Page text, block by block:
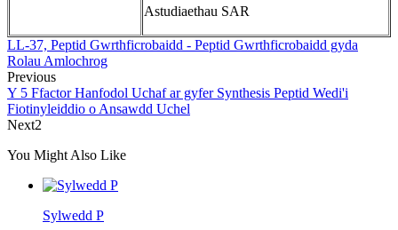
Astudiaethau SAR
LL-37, Peptid Gwrthficrobaidd - Peptid Gwrthficrobaidd gyda
Rolau Amlochrog
Previous
Y 5 Ffactor Hanfodol Uchaf ar gyfer Synthesis Peptid Wedi'i
Fiotinyleiddio o Ansawdd Uchel
Next2
You Might Also Like
Sylwedd P